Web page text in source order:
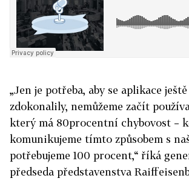
„Jen je potřeba, aby se aplikace
zdokonalily, nemůžeme začít
který má 80procentní chybovost –
komunikujeme tímto způsobem s
potřebujeme 100 procent,“ říká
předseda představenstva